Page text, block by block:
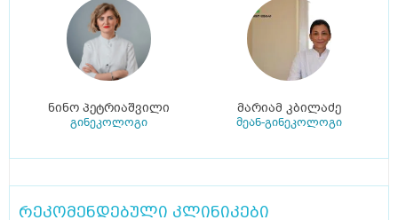
ნინო პეტრიაშვილი
გინეკოლოგი
მარიამ კბილაძე
მეან-გინეკოლოგი
რეკომენდებული კლინიკები